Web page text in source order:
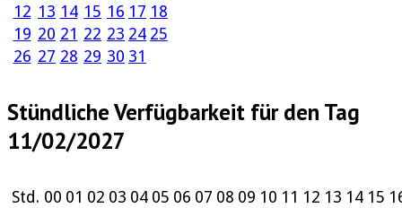
12 13 14 15 16 17 18
19 20 21 22 23 24 25
26 27 28 29 30 31
Stündliche Verfügbarkeit für den Tag
11/02/2027
Std. 00 01 02 03 04 05 06 07 08 09 10 11 12 13 14 15